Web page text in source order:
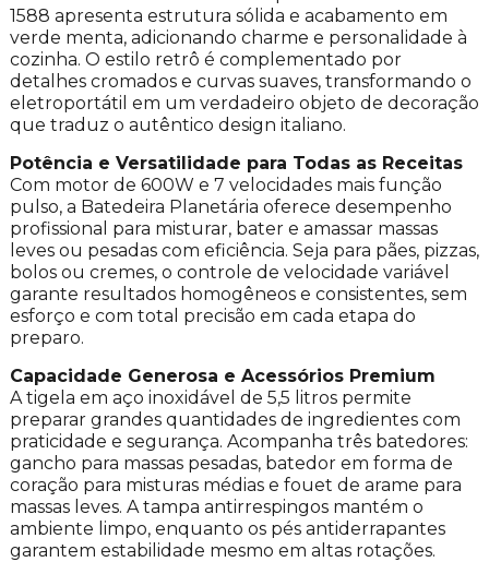
1588 apresenta estrutura sólida e acabamento em
verde menta, adicionando charme e personalidade à
cozinha. O estilo retrô é complementado por
detalhes cromados e curvas suaves, transformando o
eletroportátil em um verdadeiro objeto de decoração
que traduz o autêntico design italiano.
Potência e Versatilidade para Todas as Receitas
Com motor de 600W e 7 velocidades mais função
pulso, a Batedeira Planetária oferece desempenho
profissional para misturar, bater e amassar massas
leves ou pesadas com eficiência. Seja para pães, pizzas,
bolos ou cremes, o controle de velocidade variável
garante resultados homogêneos e consistentes, sem
esforço e com total precisão em cada etapa do
preparo.
Capacidade Generosa e Acessórios Premium
A tigela em aço inoxidável de 5,5 litros permite
preparar grandes quantidades de ingredientes com
praticidade e segurança. Acompanha três batedores:
gancho para massas pesadas, batedor em forma de
coração para misturas médias e fouet de arame para
massas leves. A tampa antirrespingos mantém o
ambiente limpo, enquanto os pés antiderrapantes
garantem estabilidade mesmo em altas rotações.